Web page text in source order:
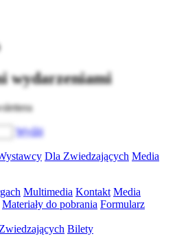
wydarzeniami
Wyślij
Dla Zwiedzających Media
Multimedia Kontakt Media
Materiały do pobrania Formularz
Bilety